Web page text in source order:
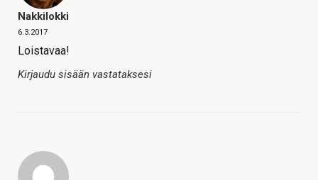
Nakkilokki
6.3.2017
Loistavaa!
Kirjaudu sisään vastataksesi